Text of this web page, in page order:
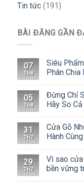
Tin tức (191)
BÀI ĐĂNG GẦN
07
Th8
Siêu
Phân
05
Th8
Đừng Chỉ
Hãy So
31
Th7
Cửa Gỗ
Hành
29
Th7
Vì sao
bền vững